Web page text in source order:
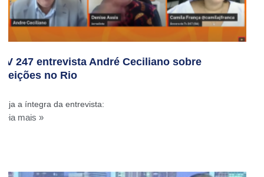
TV 247 entrevista André Ceciliano sobre
eleições no Rio
Veja a íntegra da entrevista:
Leia mais »